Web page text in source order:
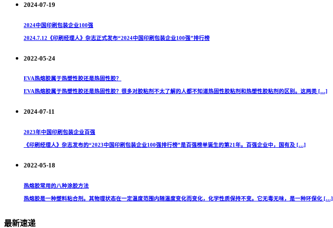
2024-07-19
2024中国印刷包装企业100强
2024.7.12《印刷经理人》杂志正式发布“2024中国印刷包装企业100强”排行榜
2022-05-24
EVA热熔胶属于热塑性胶还是热固性胶？
EVA热熔胶属于热塑性胶还是热固性胶？很多对胶粘剂不太了解的人都不知道热固性胶粘剂和热塑性胶粘剂的区别。这两类 […]
2024-07-11
2023年中国印刷包装企业百强
《印刷经理人》杂志发布的“2023中国印刷包装企业100强排行榜”是百强榜单诞生的第21年。百强企业中，国有及 […]
2022-05-18
热熔胶常用的八种涂胶方法
热熔胶是一种塑料粘合剂。其物理状态在一定温度范围内随温度变化而变化，化学性质保持不变。它无毒无味，是一种环保化 […]
最新速递